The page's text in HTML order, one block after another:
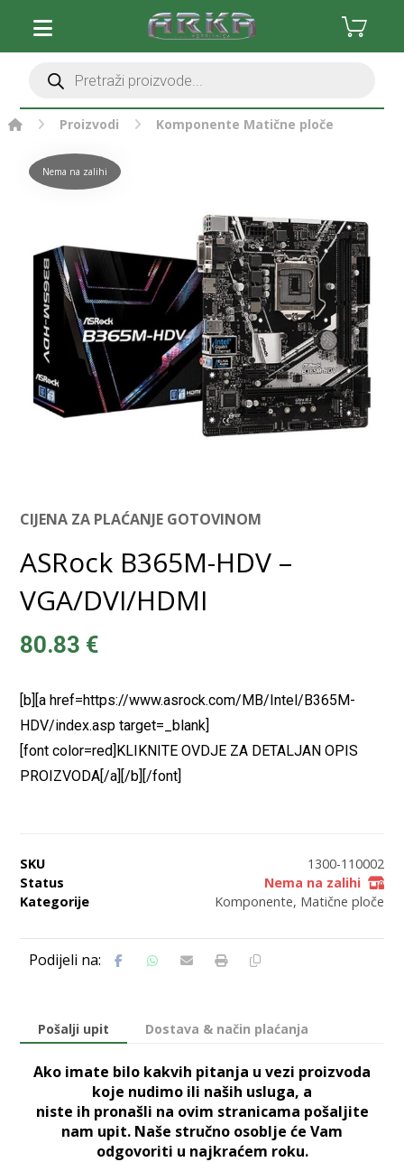
Proizvodi Komponente Matične ploče
Nema na zalihi
CIJENA ZA PLAĆANJE GOTOVINOM
ASRock B365M-HDV –
VGA/DVI/HDMI
80.83 €
[b][a href=https://www.asrock.com/MB/Intel/B365M-
HDV/index.asp target=_blank]
[font color=red]KLIKNITE OVDJE ZA DETALJAN OPIS
PROIZVODA[/a][/b][/font]
SKU
1300-110002
Status
Nema na zalihi
Kategorije
Komponente, Matične ploče
Pošalji upit Dostava & način plaćanja
Ako imate bilo kakvih pitanja u vezi proizvoda
koje nudimo ili naših usluga, a
niste ih pronašli na ovim stranicama pošaljite
nam upit. Naše stručno osoblje će Vam
odgovoriti u najkraćem roku.